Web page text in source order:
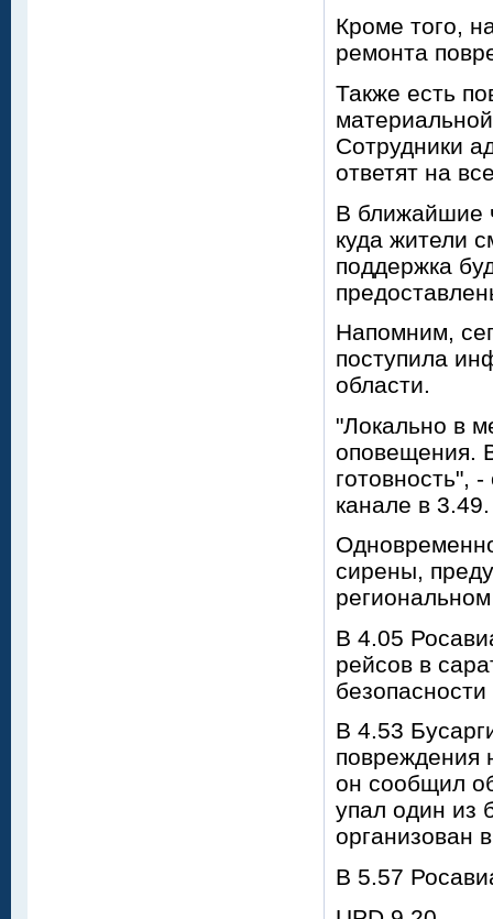
Кроме того,
ремонта
Также есть
Сотрудники
ответят на
В ближайшие
куда жители
поддержка
Напомним,
поступила
области.
"Локально в
оповещения.
готовность",
канале в 3.49.
сирены,
В 4.05
рейсов в
В 4.53
повреждения
он сообщил
упал один из
организован
В 5.57